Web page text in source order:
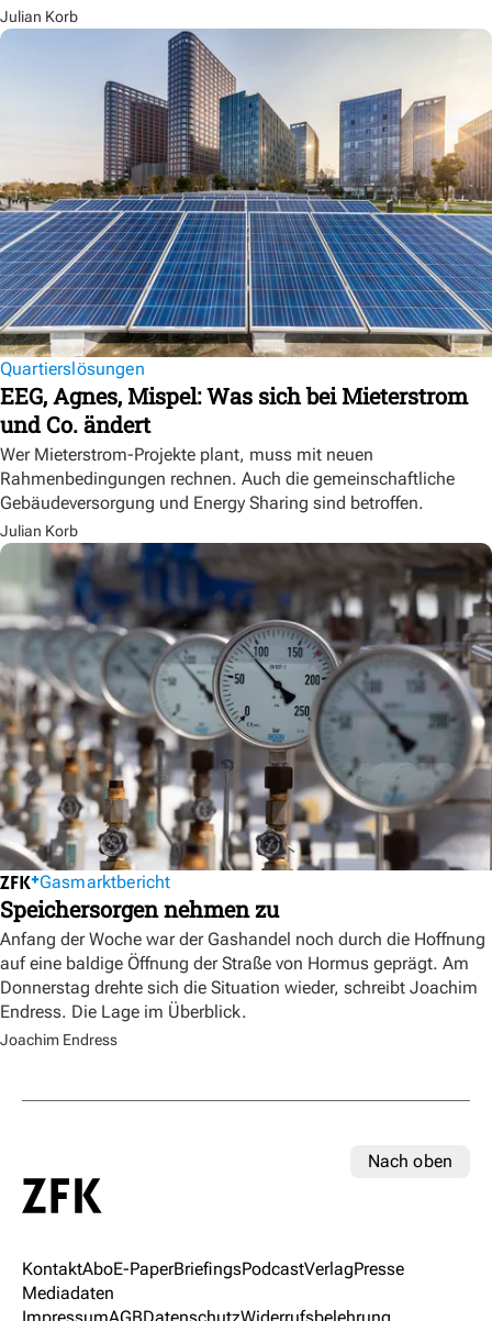
Julian Korb
Quartierslösungen
EEG, Agnes, Mispel: Was sich bei Mieterstrom
und Co. ändert
Wer Mieterstrom-Projekte plant, muss mit neuen
Rahmenbedingungen rechnen. Auch die gemeinschaftliche
Gebäudeversorgung und Energy Sharing sind betroffen.
Julian Korb
Gasmarktbericht
Speichersorgen nehmen zu
Anfang der Woche war der Gashandel noch durch die Hoffnung
auf eine baldige Öffnung der Straße von Hormus geprägt. Am
Donnerstag drehte sich die Situation wieder, schreibt Joachim
Endress. Die Lage im Überblick.
Joachim Endress
Nach oben
KontaktAboE-PaperBriefingsPodcastVerlagPresse
Mediadaten